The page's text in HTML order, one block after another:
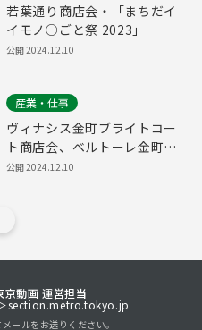
若葉通り商店会・「まちだイ
イモノ○ごと祭 2023」
公開2024.12.10
産業・仕事
ヴィナシス金町ブライトコー
ト商店会、ベルトーレ金町商
店会・「金町フェスタ～ハロ
公開2024.12.10
京動画 運営担当
section.metro.tokyo.jp
ールをお送りください。